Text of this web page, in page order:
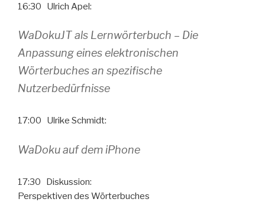
16:30 Ulrich Apel:
WaDokuJT als Lernwörterbuch – Die
Anpassung eines elektronischen
Wörterbuches an spezifische
Nutzerbedürfnisse
17:00 Ulrike Schmidt:
WaDoku auf dem iPhone
17:30 Diskussion:
Perspektiven des Wörterbuches